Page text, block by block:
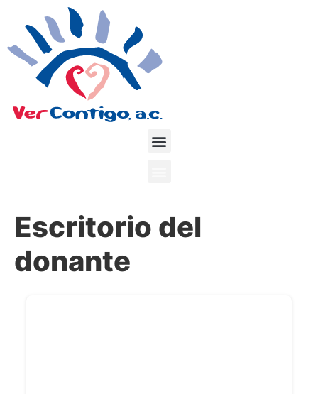
Escritorio del
donante